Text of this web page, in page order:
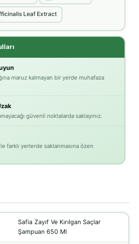
Leaf Extract
maruz kalmayan bir yerde muhafaza
güvenli noktalarda saklayınız.
farklı yerlerde saklanmasına özen
Safia Zayıf Ve Kırılgan Saçlar
Şampuan 650 Ml